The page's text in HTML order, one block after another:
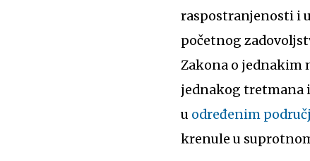
raspostranjenosti i
početnog
Zakona o jednakim
jednakog tretmana
u određenim
krenule u